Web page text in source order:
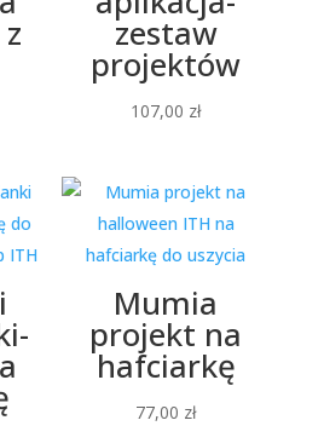
zestaw
projektów
107,00 zł
Mumia
projekt na
hafciarkę
77,00 zł